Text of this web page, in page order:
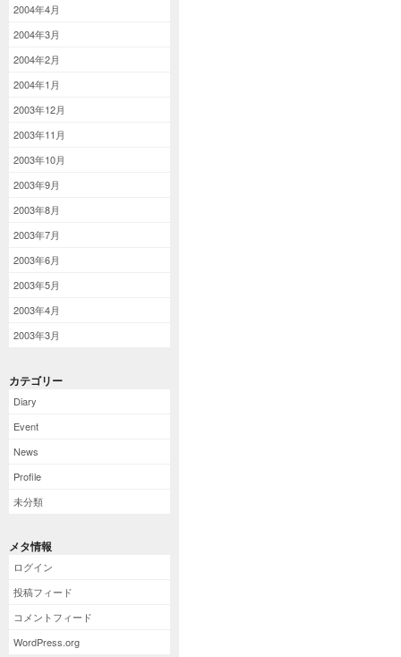
2004年4月
2004年3月
2004年2月
2004年1月
2003年12月
2003年11月
2003年10月
2003年9月
2003年8月
2003年7月
2003年6月
2003年5月
2003年4月
2003年3月
カテゴリー
Diary
Event
News
Profile
未分類
メタ情報
ログイン
投稿フィード
コメントフィード
WordPress.org